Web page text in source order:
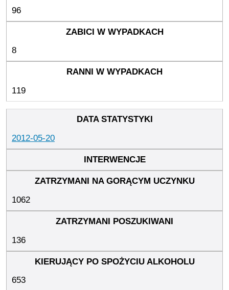
96
8
119
2012-05-20
1062
136
653